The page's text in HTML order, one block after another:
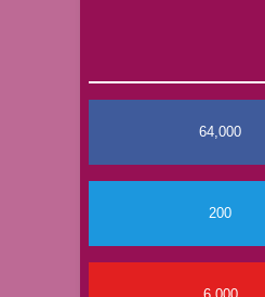
64,000
200